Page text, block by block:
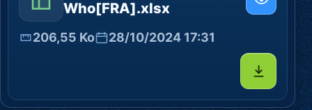
Who[FRA].xlsx
206,55 Ko 28/10/2024 17:31